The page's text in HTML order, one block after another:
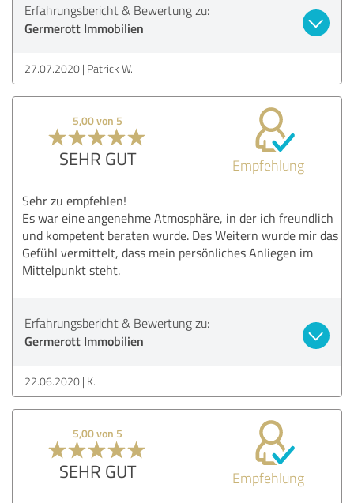
Erfahrungsbericht & Bewertung zu:
Germerott Immobilien
27.07.2020 Patrick W.
5,00 von 5
SEHR GUT Empfehlung
Sehr zu empfehlen!
Es war eine angenehme Atmosphäre, in der ich freundlich
und kompetent beraten wurde. Des Weitern wurde mir das
Gefühl vermittelt, dass mein persönliches Anliegen im
Mittelpunkt steht.
Erfahrungsbericht & Bewertung zu:
Germerott Immobilien
22.06.2020 K.
5,00 von 5
SEHR GUT Empfehlung